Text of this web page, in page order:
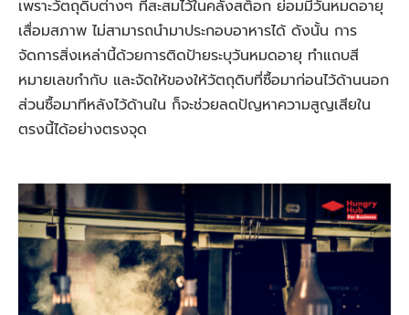
เพราะวัตถุดิบต่างๆ ที่สะสมไว้ในคลังสต็อก ย่อมมีวันหมดอายุ
เสื่อมสภาพ ไม่สามารถนำมาประกอบอาหารได้ ดังนั้น การ
จัดการสิ่งเหล่านี้ด้วยการติดป้ายระบุวันหมดอายุ ทำแถบสี
หมายเลขกำกับ และจัดให้ของให้วัตถุดิบที่ซื้อมาก่อนไว้ด้านนอก
ส่วนซื้อมาทีหลังไว้ด้านใน ก็จะช่วยลดปัญหาความสูญเสียใน
ตรงนี้ได้อย่างตรงจุด